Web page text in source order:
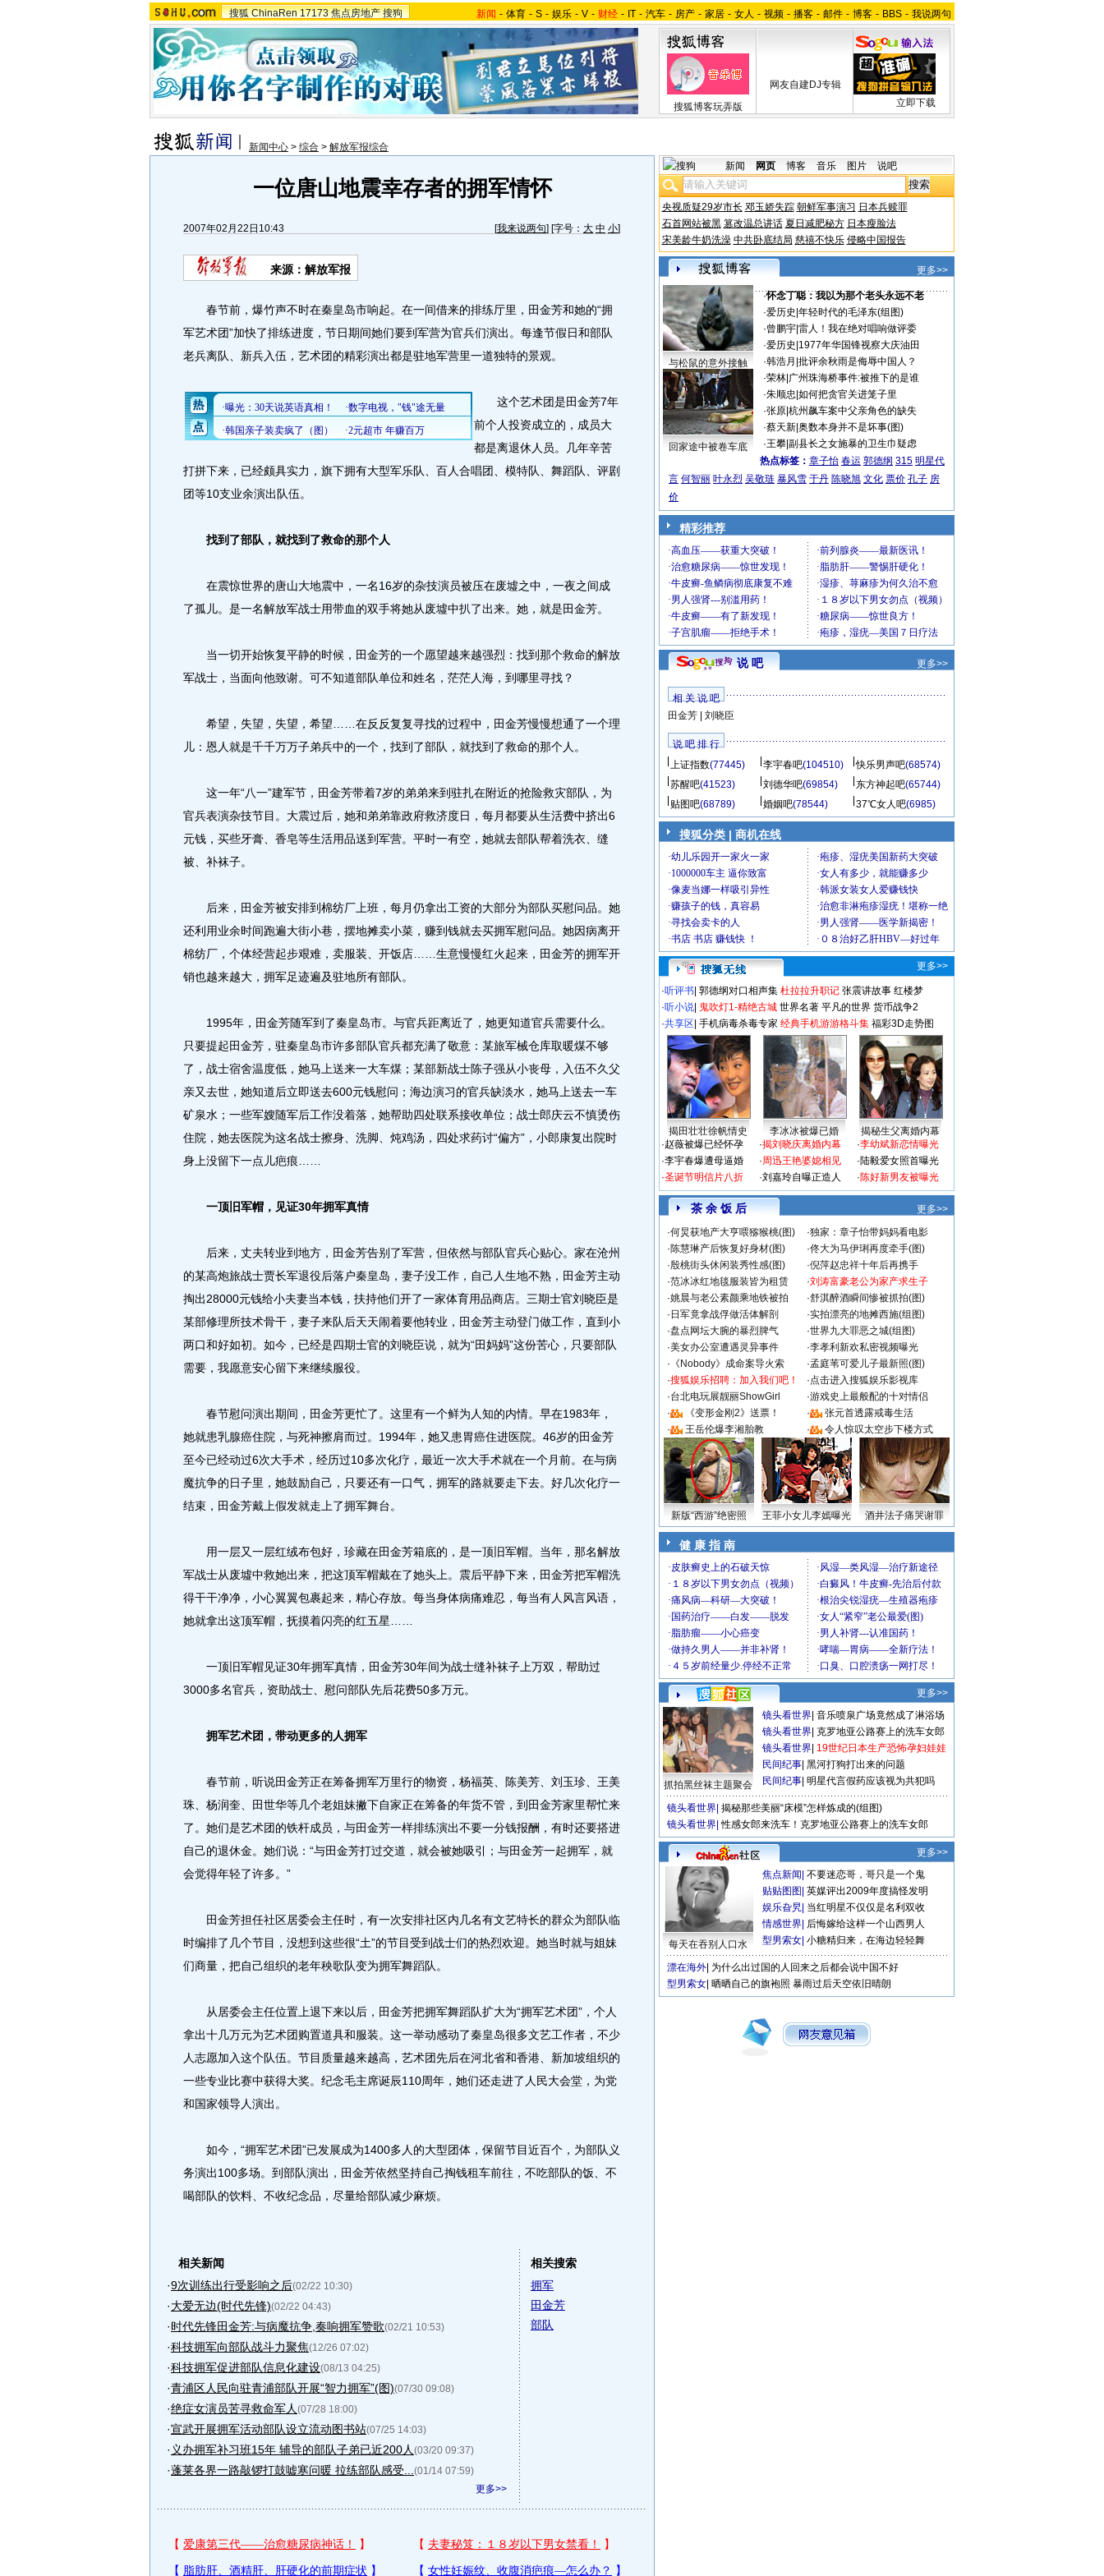
搜狐 ChinaRen 17173 焦点房地产 搜狗 新闻 - 体育 - S - 娱乐 - V - 财经 - IT - 汽车 - 房产 - 家居 - 女人 - 视频 - 播客 - 邮件 - 博客 - BBS - 我说两句
搜狐博客玩弄版
网友自建DJ专辑
立即下载
新闻中心 > 综合 > 解放军报综合
一位唐山地震幸存者的拥军情怀
2007年02月22日10:43 [我来说两句] [字号： 大 中 小]
来源：解放军报
春节前，爆竹声不时在秦皇岛市响起。在一间借来的排练厅里，田金芳和她的“拥
军艺术团”加快了排练进度，节日期间她们要到军营为官兵们演出。每逢节假日和部队
老兵离队、新兵入伍，艺术团的精彩演出都是驻地军营里一道独特的景观。
这个艺术团是田金芳7年
前个人投资成立的，成员大
都是离退休人员。几年辛苦
打拼下来，已经颇具实力，旗下拥有大型军乐队、百人合唱团、模特队、舞蹈队、评剧
团等10支业余演出队伍。
找到了部队，就找到了救命的那个人
在震惊世界的唐山大地震中，一名16岁的杂技演员被压在废墟之中，一夜之间成
了孤儿。是一名解放军战士用带血的双手将她从废墟中扒了出来。她，就是田金芳。
当一切开始恢复平静的时候，田金芳的一个愿望越来越强烈：找到那个救命的解放
军战士，当面向他致谢。可不知道部队单位和姓名，茫茫人海，到哪里寻找？
希望，失望，失望，希望……在反反复复寻找的过程中，田金芳慢慢想通了一个理
儿：恩人就是千千万万子弟兵中的一个，找到了部队，就找到了救命的那个人。
这一年“八一”建军节，田金芳带着7岁的弟弟来到驻扎在附近的抢险救灾部队，为
官兵表演杂技节目。大震过后，她和弟弟靠政府救济度日，每月都要从生活费中挤出6
元钱，买些牙膏、香皂等生活用品送到军营。平时一有空，她就去部队帮着洗衣、缝
被、补袜子。
后来，田金芳被安排到棉纺厂上班，每月仍拿出工资的大部分为部队买慰问品。她
还利用业余时间跑遍大街小巷，摆地摊卖小菜，赚到钱就去买拥军慰问品。她因病离开
棉纺厂，个体经营起步艰难，卖服装、开饭店……生意慢慢红火起来，田金芳的拥军开
销也越来越大，拥军足迹遍及驻地所有部队。
1995年，田金芳随军到了秦皇岛市。与官兵距离近了，她更知道官兵需要什么。
只要提起田金芳，驻秦皇岛市许多部队官兵都充满了敬意：某旅军械仓库取暖煤不够
了，战士宿舍温度低，她马上送来一大车煤；某部新战士陈子强从小丧母，入伍不久父
亲又去世，她知道后立即送去600元钱慰问；海边演习的官兵缺淡水，她马上送去一车
矿泉水；一些军嫂随军后工作没着落，她帮助四处联系接收单位；战士郎庆云不慎烫伤
住院，她去医院为这名战士擦身、洗脚、炖鸡汤，四处求药讨“偏方”，小郎康复出院时
身上没留下一点儿疤痕……
一顶旧军帽，见证30年拥军真情
后来，丈夫转业到地方，田金芳告别了军营，但依然与部队官兵心贴心。家在沧州
的某高炮旅战士贾长军退役后落户秦皇岛，妻子没工作，自己人生地不熟，田金芳主动
掏出28000元钱给小夫妻当本钱，扶持他们开了一家体育用品商店。三期士官刘晓臣是
某部修理所技术骨干，妻子来队后天天闹着要他转业，田金芳主动登门做工作，直到小
两口和好如初。如今，已经是四期士官的刘晓臣说，就为“田妈妈”这份苦心，只要部队
需要，我愿意安心留下来继续服役。
春节慰问演出期间，田金芳更忙了。这里有一个鲜为人知的内情。早在1983年，
她就患乳腺癌住院，与死神擦肩而过。1994年，她又患胃癌住进医院。46岁的田金芳
至今已经动过6次大手术，经历过10多次化疗，最近一次大手术就在一个月前。在与病
魔抗争的日子里，她鼓励自己，只要还有一口气，拥军的路就要走下去。好几次化疗一
结束，田金芳戴上假发就走上了拥军舞台。
用一层又一层红绒布包好，珍藏在田金芳箱底的，是一顶旧军帽。当年，那名解放
军战士从废墟中救她出来，把这顶军帽戴在了她头上。震后平静下来，田金芳把军帽洗
得干干净净，小心翼翼包裹起来，精心存放。每当身体病痛难忍，每当有人风言风语，
她就拿出这顶军帽，抚摸着闪亮的红五星……
一顶旧军帽见证30年拥军真情，田金芳30年间为战士缝补袜子上万双，帮助过
3000多名官兵，资助战士、慰问部队先后花费50多万元。
拥军艺术团，带动更多的人拥军
春节前，听说田金芳正在筹备拥军万里行的物资，杨福英、陈美芳、刘玉珍、王美
珠、杨润奎、田世华等几个老姐妹撇下自家正在筹备的年货不管，到田金芳家里帮忙来
了。她们是艺术团的铁杆成员，与田金芳一样排练演出不要一分钱报酬，有时还要搭进
自己的退休金。她们说：“与田金芳打过交道，就会被她吸引；与田金芳一起拥军，就
会觉得年轻了许多。”
田金芳担任社区居委会主任时，有一次安排社区内几名有文艺特长的群众为部队临
时编排了几个节目，没想到这些很“土”的节目受到战士们的热烈欢迎。她当时就与姐妹
们商量，把自己组织的老年秧歌队变为拥军舞蹈队。
从居委会主任位置上退下来以后，田金芳把拥军舞蹈队扩大为“拥军艺术团”，个人
拿出十几万元为艺术团购置道具和服装。这一举动感动了秦皇岛很多文艺工作者，不少
人志愿加入这个队伍。节目质量越来越高，艺术团先后在河北省和香港、新加坡组织的
一些专业比赛中获得大奖。纪念毛主席诞辰110周年，她们还走进了人民大会堂，为党
和国家领导人演出。
如今，“拥军艺术团”已发展成为1400多人的大型团体，保留节目近百个，为部队义
务演出100多场。到部队演出，田金芳依然坚持自己掏钱租车前往，不吃部队的饭、不
喝部队的饮料、不收纪念品，尽量给部队减少麻烦。
相关新闻
·9次训练出行受影响之后(02/22 10:30)
·大爱无边(时代先锋)(02/22 04:43)
·时代先锋田金芳:与病魔抗争,奏响拥军赞歌(02/21 10:53)
·科技拥军向部队战斗力聚焦(12/26 07:02)
·科技拥军促进部队信息化建设(08/13 04:25)
·青浦区人民向驻青浦部队开展“智力拥军”(图)(07/30 09:08)
·绝症女演员苦寻救命军人 (07/28 18:00)
·宣武开展拥军活动部队设立流动图书站(07/25 14:03)
· 义办拥军补习班15年 辅导的部队子弟已近200人 (03/20 09:37)
·蓬莱各界一路敲锣打鼓嘘寒问暖 拉练部队感受... (01/14 07:59)
更多>>
相关搜索
拥军
田金芳
部队
新闻 网页 博客 音乐 图片 说吧
央视质疑29岁市长 邓玉娇失踪 朝鲜军事演习 日本兵赎罪
石首网站被黑 篡改温总讲话 夏日减肥秘方 日本瘦脸法
宋美龄牛奶洗澡 中共卧底结局 慈禧不快乐 侵略中国报告
更多>>
与松鼠的意外接触
回家途中被卷车底
·怀念丁聪：我以为那个老头永远不老
·爱历史 年轻时代的毛泽东(组图)
·曾鹏宇| 雷人！我在绝对唱响做评委
·爱历史 1977年华国锋视察大庆油田
·韩浩月 批评余秋雨是侮辱中国人？
·荣林| 广州珠海桥事件:被推下的是谁
·朱顺忠 如何把贪官关进笼子里
·张原| 杭州飙车案中父亲角色的缺失
·蔡天新| 奥数本身并不是坏事(图)
·王攀| 副县长之女施暴的卫生巾疑虑
热点标签： 章子怡 春运 郭德纲 315 明星代
言 何智丽 叶永烈 吴敬琏 暴风雪 于丹 陈晓旭 文化 票价 孔子 房
价
精彩推荐
说 吧 更多>>
相 关 说 吧
田金芳| 刘晓臣
说 吧 排 行
上证指数(77445) 李宇春吧(104510) 快乐男声吧(68574)
苏醒吧(41523) 刘德华吧(69854) 东方神起吧(65744)
贴图吧(68789) 婚姻吧(78544) 37℃女人吧(6985)
搜狐分类 | 商机在线
更多>>
·听评书 郭德纲对口相声集 杜拉拉升职记 张震讲故事 红楼梦
·听小说 鬼吹灯1-精绝古城 世界名著 平凡的世界 货币战争2
·共享区 手机病毒杀毒专家 经典手机游游格斗集 福彩3D走势图
揭田壮壮徐帆情史 李冰冰被爆已婚
揭秘生父离婚内幕
·赵薇被爆已经怀孕
·李宇春爆遭母逼婚
·圣诞节明信片八折
·揭刘晓庆离婚内幕
·周迅王艳婆媳相见
·刘嘉玲自曝正造人
·李幼斌新恋情曝光
·陆毅爱女照首曝光
·陈好新男友被曝光
茶 余 饭 后
更多>>
·何炅获地产大亨喂猕猴桃(图) ·独家：章子怡带妈妈看电影
·陈慧琳产后恢复好身材(图) ·佟大为马伊琍再度牵手(图)
·殷桃街头休闲装秀性感(图) ·倪萍赵忠祥十年后再携手
·范冰冰红地毯服装皆为租赁 ·刘涛富豪老公为家产求生子
·姚晨与老公素颜乘地铁被拍 ·舒淇醉酒瞬间惨被抓拍(图)
· 日军竟拿战俘做活体解剖 ·实拍漂亮的地摊西施(组图)
·盘点网坛大腕的暴烈脾气 ·世界九大罪恶之城(组图)
·美女办公室遭遇灵异事件 ·李孝利新欢私密视频曝光
· 《Nobody》成命案导火索 ·孟庭苇可爱儿子最新照(图)
·搜狐娱乐招聘：加入我们吧！ ·点击进入搜狐娱乐影视库
·台北电玩展靓丽ShowGirl ·游戏史上最般配的十对情侣
·
《变形金刚2》送票！ ·
张元首透露戒毒生活
·
王岳伦爆李湘胎教 · 令人惊叹太空步下楼方式
新版“西游”绝密照 王菲小女儿李嫣曝光 酒井法子痛哭谢罪
健 康 指 南
更多>>
抓拍黑丝袜主题聚会
镜头看世界 音乐喷泉广场竟然成了淋浴场
镜头看世界 克罗地亚公路赛上的洗车女郎
镜头看世界 19世纪日本生产恐怖孕妇娃娃
民间纪事 黑河打狗打出来的问题
民间纪事 明星代言假药应该视为共犯吗
镜头看世界 揭秘那些美丽“床模”怎样炼成的(组图)
镜头看世界 性感女郎来洗车！克罗地亚公路赛上的洗车女郎
更多>>
每天在吞别人口水
焦点新闻 不要迷恋哥，哥只是一个鬼
贴贴图图 英媒评出2009年度搞怪发明
娱乐旮旯 当红明星不仅仅是名利双收
情感世界 后悔嫁给这样一个山西男人
型男索女 小糖精归来，在海边轻轻舞
漂在海外 为什么出过国的人回来之后都会说中国不好
型男索女 晒晒自己的旗袍照 暴雨过后天空依旧晴朗